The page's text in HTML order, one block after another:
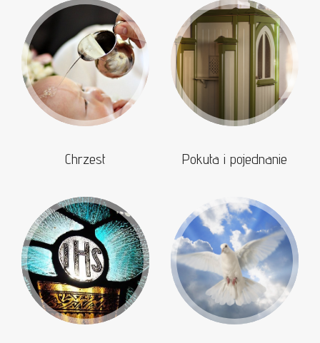
Chrzest Pokuta i pojednanie